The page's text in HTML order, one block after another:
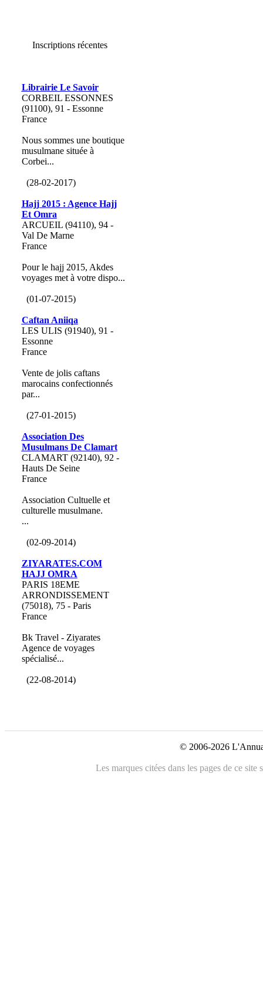
Inscriptions récentes
Librairie Le Savoir
CORBEIL ESSONNES
(91100), 91 - Essonne
France
Nous sommes une boutique
musulmane située à
Corbei...
(28-02-2017)
Hajj 2015 : Agence Hajj
Et Omra
ARCUEIL (94110), 94 -
Val De Marne
France
Pour le hajj 2015, Akdes
voyages met à votre dispo...
(01-07-2015)
Caftan Aniiqa
LES ULIS (91940), 91 -
Essonne
France
Vente de jolis caftans
marocains confectionnés
par...
(27-01-2015)
Association Des
Musulmans De Clamart
CLAMART (92140), 92 -
Hauts De Seine
France
Association Cultuelle et
culturelle musulmane.
...
(02-09-2014)
ZIYARATES.COM
HAJJ OMRA
PARIS 18EME
ARRONDISSEMENT
(75018), 75 - Paris
France
Bk Travel - Ziyarates
Agence de voyages
spécialisé...
(22-08-2014)
© 2006-2026
Les marques citées dans les pages de ce